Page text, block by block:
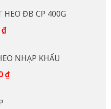
ĐB CP 400G
₫Giá
là:
55,000 ₫.
NHẠP KHẨU
₫.
₫Giá